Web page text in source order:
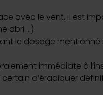
avec le vent, il est
abri …).
le dosage
immédiate à
d’éradiquer